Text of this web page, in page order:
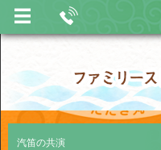
汽笛の共演